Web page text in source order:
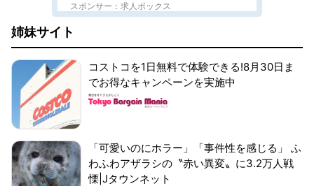
スポンサー：求人ボックス
姉妹サイト
コストコを1日無料で体験できる!8月30日ま
でお得なキャンペーンを実施中
「可愛いのにホラー」「事件性を感じる」 ふ
わふわアザラシの〝赤い異変〟に3.2万人戦
慄|Jタウンネット